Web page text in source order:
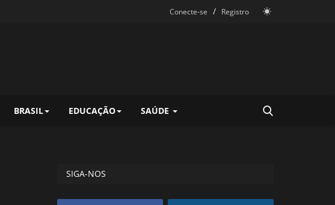
Conecte-se / Registro
BRASIL EDUCAÇÃO SAÚDE
SIGA-NOS